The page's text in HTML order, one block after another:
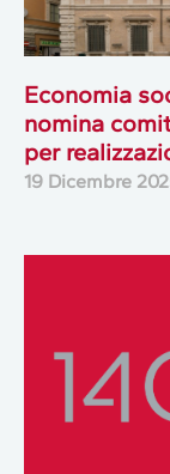
Economia
nomina
per
19 Dicembre